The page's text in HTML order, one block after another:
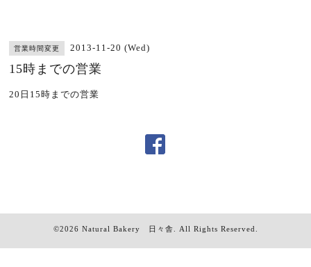
営業時間変更 2013-11-20 (Wed)
15時までの営業
20日15時までの営業
©2026 Natural Bakery 日々舎 . All Rights Reserved.